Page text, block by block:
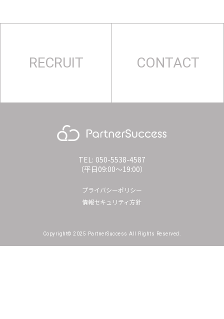
RECRUIT CONTACT
TEL: 050-5538-4587
（平日09:00〜19:00）
プライバシーポリシー
情報セキュリティ方針
Copyright© 2025 PartnerSuccess All Rights Reserved.